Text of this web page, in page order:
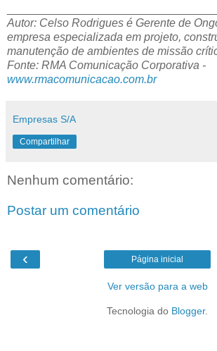
Autor: Celso Rodrigues é Gerente de
empresa especializada em projeto,
manutenção de ambientes de missão
Fonte: RMA Comunicação Corporativa -
www.rmacomunicacao.com.br
Empresas S/A
Compartilhar
Nenhum comentário:
Postar um comentário
‹ Página inicial
Ver versão para a web
Tecnologia do Blogger.